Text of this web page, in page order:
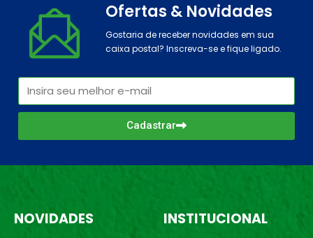
Ofertas & Novidades
Gostaria de receber novidades em sua
caixa postal? Inscreva-se e fique ligado.
Cadastrar
NOVIDADES INSTITUCIONAL